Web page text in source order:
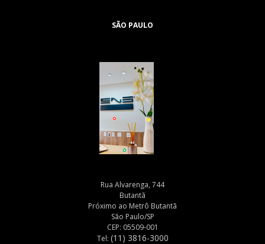
SÃO PAULO
Rua Alvarenga, 744
Butantã
Próximo ao Metrô Butantã
São Paulo/SP
CEP: 05509-001
Tel: (11) 3816-3000